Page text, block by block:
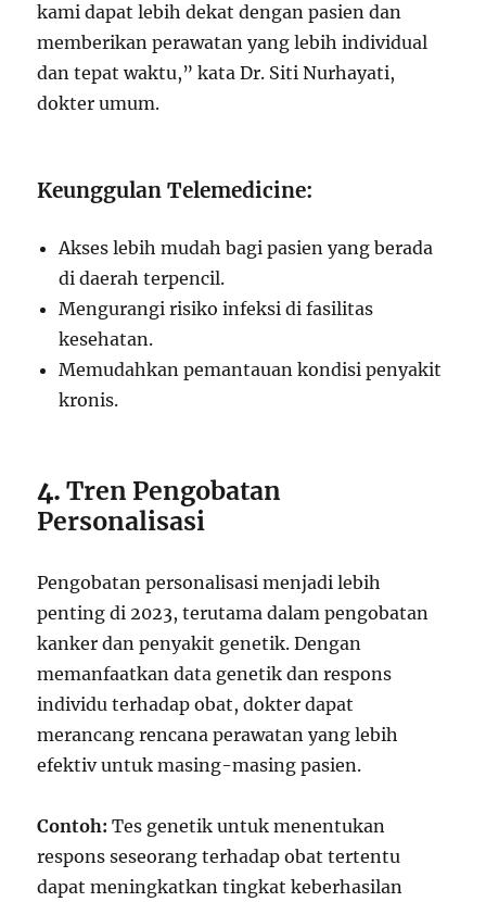
kami dapat lebih dekat dengan pasien dan
memberikan perawatan yang lebih individual
dan tepat waktu,” kata Dr. Siti Nurhayati,
dokter umum.
Keunggulan Telemedicine:
Akses lebih mudah bagi pasien yang berada
di daerah terpencil.
Mengurangi risiko infeksi di fasilitas
kesehatan.
Memudahkan pemantauan kondisi penyakit
kronis.
4.Tren Pengobatan
Personalisasi
Pengobatan personalisasi menjadi lebih
penting di 2023, terutama dalam pengobatan
kanker dan penyakit genetik. Dengan
memanfaatkan data genetik dan respons
individu terhadap obat, dokter dapat
merancang rencana perawatan yang lebih
efektiv untuk masing-masing pasien.
Contoh: Tes genetik untuk menentukan
respons seseorang terhadap obat tertentu
dapat meningkatkan tingkat keberhasilan